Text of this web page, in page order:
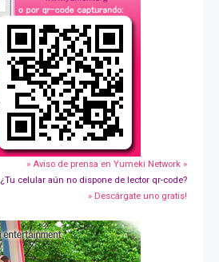
» Aviso de prensa en Yumeki Network »
¿Tu celular aún no dispone de lector qr-code?
» Descárgate uno gratis!